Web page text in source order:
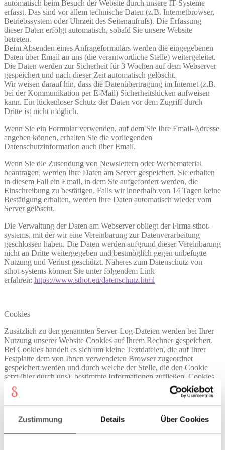
Zustimmung Details Über Cookies
automatisch beim Besuch der Website durch unsere IT-Systeme
erfasst. Das sind vor allem technische Daten (z.B. Internetbrowser,
Betriebssystem oder Uhrzeit des Seitenaufrufs). Die Erfassung
dieser Daten erfolgt automatisch, sobald Sie unsere Website
betreten.
Beim Absenden eines Anfrageformulars werden die eingegebenen
Daten über Email an uns (die verantwortliche Stelle) weitergeleitet.
Die Daten werden zur Sicherheit für 3 Wochen auf dem Webserver
gespeichert und nach dieser Zeit automatisch gelöscht.
Wir weisen darauf hin, dass die Datenübertragung im Internet (z.B.
bei der Kommunikation per E-Mail) Sicherheitslücken aufweisen
kann. Ein lückenloser Schutz der Daten vor dem Zugriff durch
Dritte ist nicht möglich.
Wenn Sie ein Formular verwenden, auf dem Sie Ihre Email-Adresse
angeben können, erhalten Sie die vorliegenden
Datenschutzinformation auch über Email.
Wenn Sie die Zusendung von Newslettern oder Werbematerial
beantragen, werden Ihre Daten am Server gespeichert. Sie erhalten
in diesem Fall ein Email, in dem Sie aufgefordert werden, die
Einschreibung zu bestätigen. Falls wir innerhalb von 14 Tagen keine
Bestätigung erhalten, werden Ihre Daten automatisch wieder vom
Server gelöscht.
Die Verwaltung der Daten am Webserver obliegt der Firma sthot-
systems, mit der wir eine Vereinbarung zur Datenverarbeitung
geschlossen haben. Die Daten werden aufgrund dieser Vereinbarung
nicht an Dritte weitergegeben und bestmöglich gegen unbefugte
Nutzung und Verlust geschützt. Näheres zum Datenschutz von
sthot-systems können Sie unter folgendem Link
erfahren: https://www.sthot.eu/datenschutz.html
Cookies
Zusätzlich zu den genannten Server-Log-Dateien werden bei Ihrer
Nutzung unserer Website Cookies auf Ihrem Rechner gespeichert.
Bei Cookies handelt es sich um kleine Textdateien, die auf Ihrer
Festplatte dem von Ihnen verwendeten Browser zugeordnet
gespeichert werden und durch welche der Stelle, die den Cookie
setzt (hier durch uns), bestimmte Informationen zufließen. Cookies
können keine Programme ausführen oder Viren auf Ihren Computer
übertragen. Sie dienen dazu, das Internetangebot insgesamt
nutzerfreundlicher und effektiver zu machen.